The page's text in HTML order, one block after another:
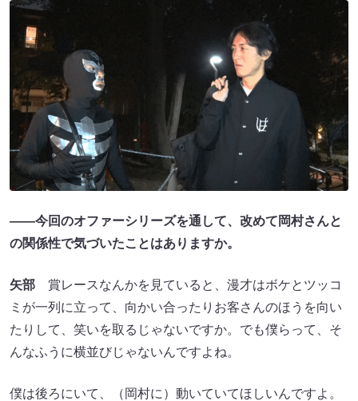
――今回のオファーシリーズを通して、改めて岡村さんと
の関係性で気づいたことはありますか。
矢部 賞レースなんかを見ていると、漫才はボケとツッコ
ミが一列に立って、向かい合ったりお客さんのほうを向い
たりして、笑いを取るじゃないですか。でも僕らって、そ
んなふうに横並びじゃないんですよね。
僕は後ろにいて、（岡村に）動いていてほしいんですよ。